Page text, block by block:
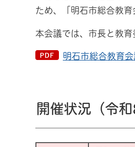
ため、「明石市総合教育
本会議では、市長と教育
明石市総合教育
開催状況（令和